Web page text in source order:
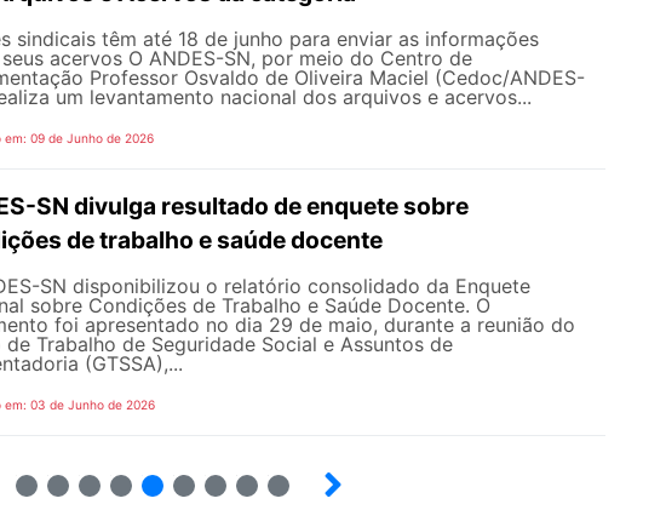
sindicais têm até 18 de junho para enviar as informações
acervos O ANDES-SN, por meio do Centro de
Professor Osvaldo de Oliveira Maciel (Cedoc/ANDES-
um levantamento nacional dos arquivos e acervos...
em: 09 de Junho de 2026
SN divulga resultado de enquete sobre
de trabalho e saúde docente
SN disponibilizou o relatório consolidado da Enquete
sobre Condições de Trabalho e Saúde Docente. O
foi apresentado no dia 29 de maio, durante a reunião do
de Trabalho de Seguridade Social e Assuntos de
(GTSSA),...
em: 03 de Junho de 2026